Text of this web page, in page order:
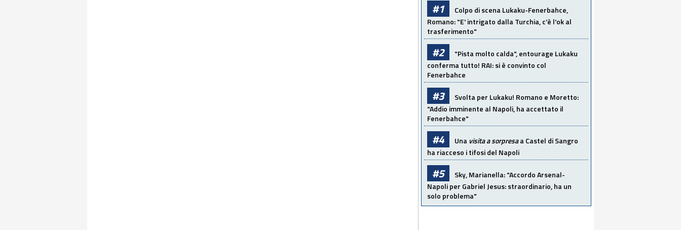
#1 Colpo di scena Lukaku-Fenerbahce,
Romano: "E' intrigato dalla Turchia, c'è l'ok al
trasferimento"
#2 "Pista molto calda", entourage Lukaku
conferma tutto! RAI: si è convinto col
Fenerbahce
#3 Svolta per Lukaku! Romano e Moretto:
"Addio imminente al Napoli, ha accettato il
Fenerbahce"
#4 Una visita a sorpresaa Castel di Sangro
ha riacceso i tifosi del Napoli
#5 Sky, Marianella: "Accordo Arsenal-
Napoli per Gabriel Jesus: straordinario, ha un
solo problema"